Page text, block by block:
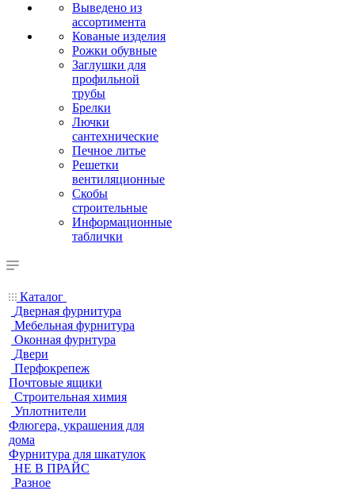
Выведено из
ассортимента
Кованые изделия
Рожки обувные
Заглушки для
профильной
трубы
Брелки
Лючки
сантехнические
Печное литье
Решетки
вентиляционные
Скобы
строительные
Информационные
таблички
Каталог
Дверная фурнитура
Мебельная фурнитура
Оконная фурнтура
Двери
Перфокрепеж
Почтовые ящики
Строительная химия
Уплотнители
Флюгера, украшения для
дома
Фурнитура для шкатулок
НЕ В ПРАЙС
Разное